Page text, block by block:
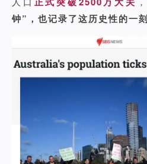
钟”，也记录了这历史性的一刻